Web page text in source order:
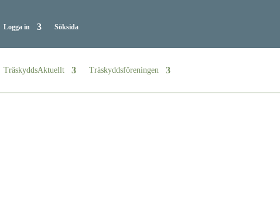
Logga in Söksida
TräskyddsAktuellt Träskyddsföreningen